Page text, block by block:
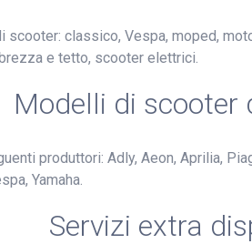
classico, Vespa, moped,
e tetto, scooter elettrici.
Modelli di scooter
produttori: Adly, Aeon, Aprilia,
Yamaha.
Servizi extra